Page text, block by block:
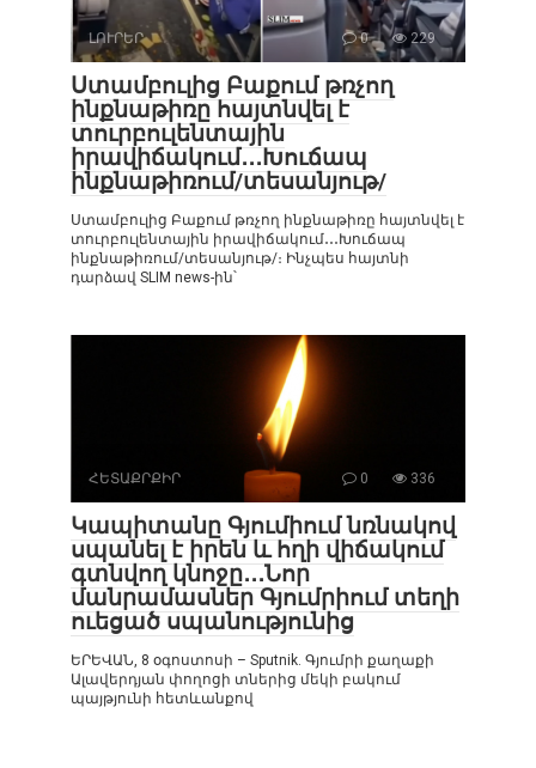
ԼՈՒՐԵՐ 0 229
Ստամբուլից Բաքում թռչող
ինքնաթիռը հայտնվել է
տուրբուլենտային
իրավիճակում․․․Խուճապ
ինքնաթիռում/տեսանյութ/
Ստամբուլից Բաքում թռչող ինքնաթիռը հայտնվել է
տուրբուլենտային իրավիճակում․․․Խուճապ
ինքնաթիռում/տեսանյութ/։ Ինչպես հայտնի
դարձավ SLIM news-ին՝
ՀԵՏԱՔՐՔԻՐ 0 336
Կապիտանը Գյումիում նռնակով
սպանել է իրեն և հղի վիճակում
գտնվող կնոջը․․․Նոր
մանրամասներ Գյումրիում տեղի
ուեցած սպանությունից
ԵՐԵՎԱՆ, 8 օգոստոսի – Sputnik. Գյումրի քաղաքի
Ալավերդյան փողոցի տներից մեկի բակում
պայթյունի հետևանքով